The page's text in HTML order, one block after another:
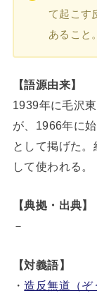
て起こす
あること。
【語源由来】
1939年に毛沢
が、1966年に
として掲げた
して使われる。
【典拠・出典】
－
【対義語】
・造反無道（ぞ